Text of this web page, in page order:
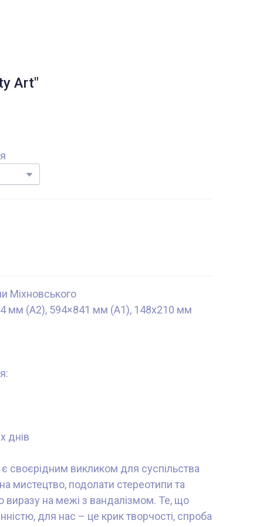
Art"
Міхновського
мм (А2), 594×841 мм (А1), 148x210 мм
днів
є своєрідним викликом для суспільства
мистецтво, подолати стереотипи та
виразу на межі з вандалізмом. Те, що
для нас – це крик творчості, спроба